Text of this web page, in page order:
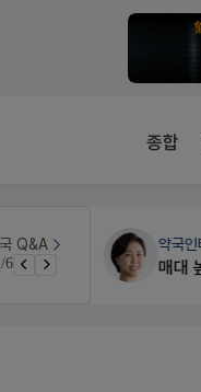
종합
Q&A
6
약국인
매대